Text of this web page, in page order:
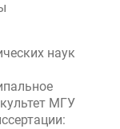
наук
МГУ